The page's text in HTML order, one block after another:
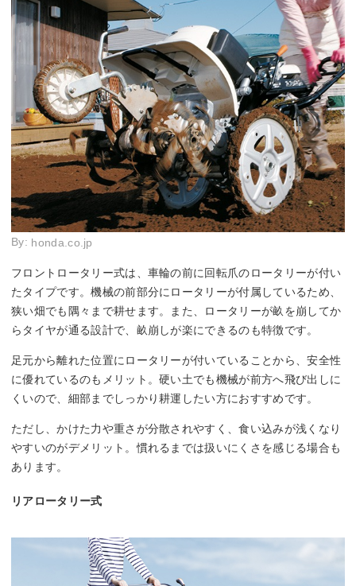
By: honda.co.jp
フロントロータリー式は、車輪の前に回転爪のロータリーが付い
たタイプです。機械の前部分にロータリーが付属しているため、
狭い畑でも隅々まで耕せます。また、ロータリーが畝を崩してか
らタイヤが通る設計で、畝崩しが楽にできるのも特徴です。
足元から離れた位置にロータリーが付いていることから、安全性
に優れているのもメリット。硬い土でも機械が前方へ飛び出しに
くいので、細部までしっかり耕運したい方におすすめです。
ただし、かけた力や重さが分散されやすく、食い込みが浅くなり
やすいのがデメリット。慣れるまでは扱いにくさを感じる場合も
あります。
リアロータリー式